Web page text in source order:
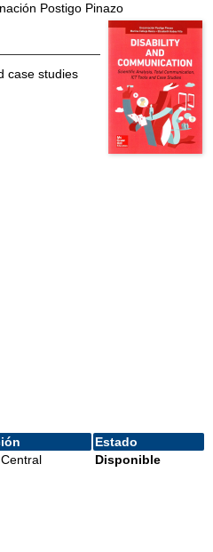
Postigo Pinazo
case studies
Estado
Disponible